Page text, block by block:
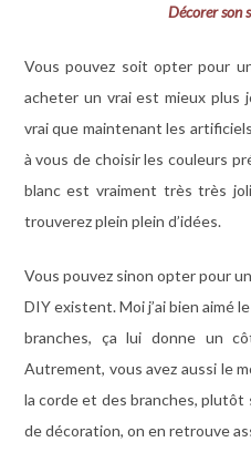
Décorer son
Vous pouvez soit opter pour
acheter un vrai est mieux plus
vrai que maintenant les
à vous de choisir les couleurs
blanc est vraiment très très
trouverez plein plein d’idées.
Vous pouvez sinon opter pour
DIY existent. Moi j’ai bien aimé
branches, ça lui donne un
Autrement, vous avez aussi le
la corde et des branches, plutôt
de décoration, on en retrouve